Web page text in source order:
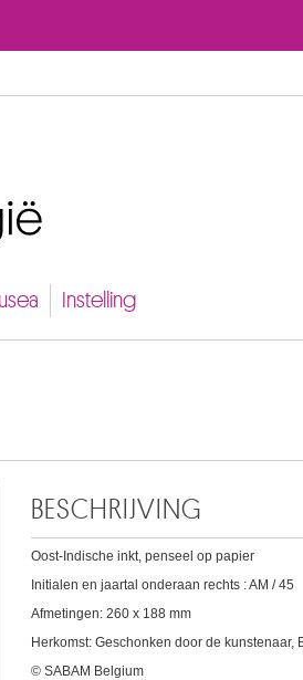
Instelling
BESCHRIJVING
Oost-Indische inkt, penseel op papier
Initialen en jaartal onderaan rechts : AM / 45
Afmetingen: 260 x 188 mm
Herkomst: Geschonken door de kunstenaar,
© SABAM Belgium